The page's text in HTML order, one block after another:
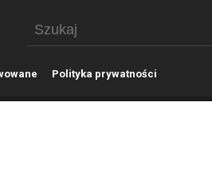
Polityka prywatności